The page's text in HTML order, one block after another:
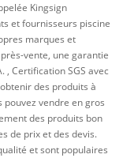
Kingsign
et fournisseurs piscine
marques et
vente, une garantie
, Certification SGS avec
des produits à
vendre en gros
des produits bon
de prix et des devis.
et sont populaires